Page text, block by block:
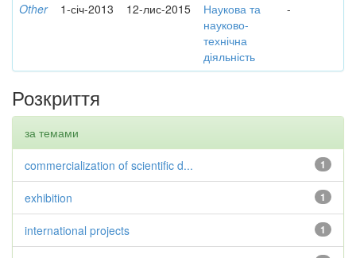
Other 1-січ-2013 12-лис-2015
Наукова та
науково-
технічна
діяльність
-
Розкриття
за темами
1
commercialization of scientific d...
1
exhibition
1
international projects